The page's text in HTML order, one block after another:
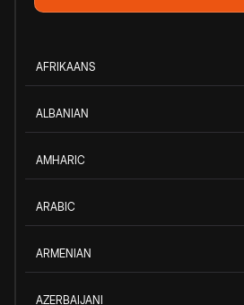
AFRIKAANS
ALBANIAN
AMHARIC
ARABIC
ARMENIAN
AZERBAIJANI